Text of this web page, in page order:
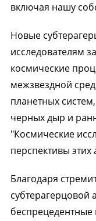
включая нашу
Новые
исследователям
космические
межзвездной
планетных
черных дыр и
"Космические
перспективы
Благодаря
беспрецедентные